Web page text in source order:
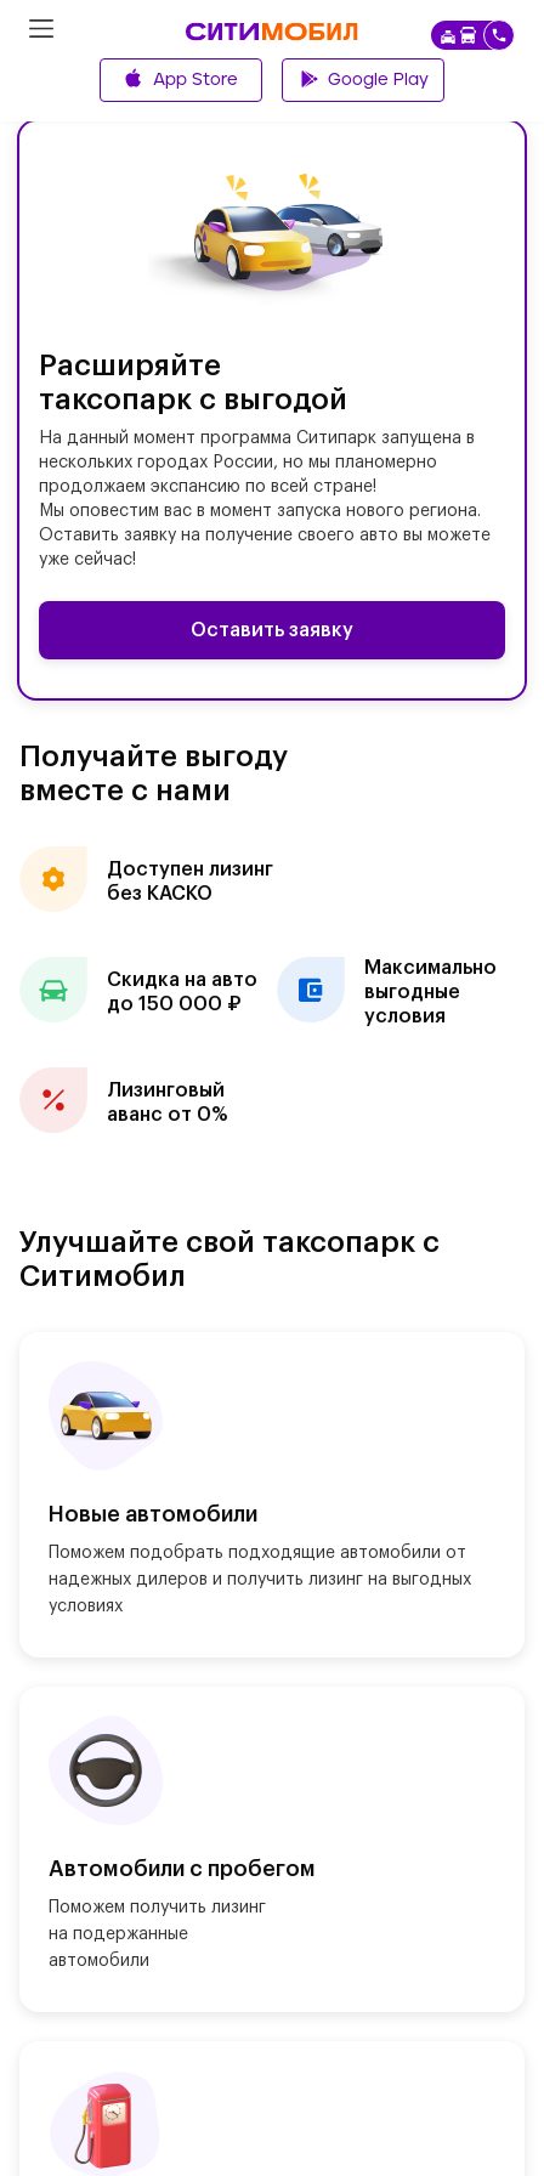
App Store Google Play
Расширяйте
таксопарк с выгодой
На данный момент программа Ситипарк запущена в
нескольких городах России, но мы планомерно
продолжаем экспансию по всей стране!
Мы оповестим вас в момент запуска нового региона.
Оставить заявку на получение своего авто вы можете
уже сейчас!
Оставить заявку
Получайте выгоду
вместе с нами
Доступен лизинг
без КАСКО
Скидка на авто
до 150 000 ₽
Максимально
выгодные
условия
Лизинговый
аванс от 0%
Улучшайте свой таксопарк с
Ситимобил
Новые автомобили
Поможем подобрать подходящие автомобили от
надежных дилеров и получить лизинг на выгодных
условиях
Автомобили с пробегом
Поможем получить лизинг
на подержанные
автомобили